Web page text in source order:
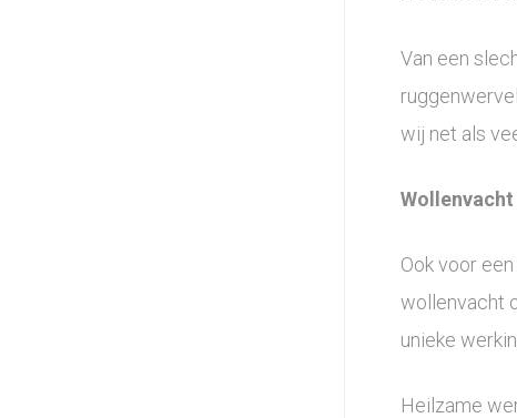
Van een
wij net als
Ook voor
wollenvacht
unieke
Heilzame